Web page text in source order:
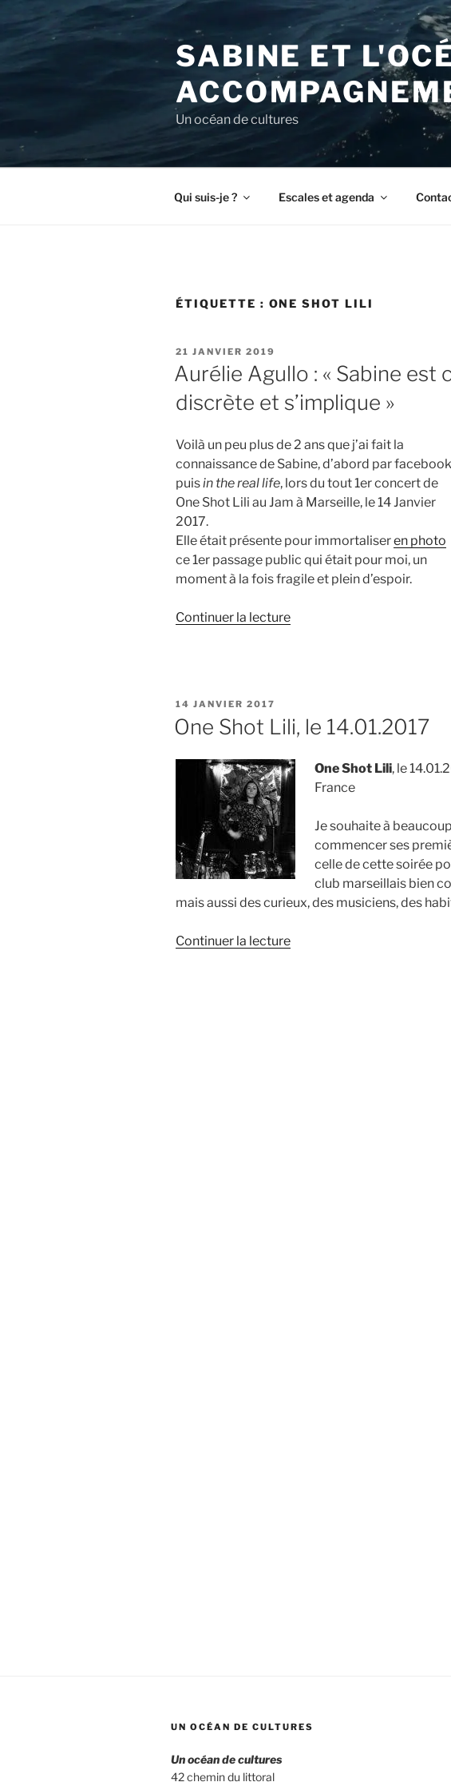
contenu
principal
SABINE ET
Un océan de cultures
Qui suis-je ? Escales et agenda
ÉTIQUETTE : ONE SHOT LILI
PUBLIÉ
LE
21 JANVIER 2019
Aurélie Agullo : « Sabine est
discrète et s’implique »
Voilà un peu plus de 2 ans que j’ai fait la
connaissance de Sabine, d’abord par
puisin the real life, lors du tout 1er concert de
One Shot Lili au Jam à Marseille, le 14 Janvier
2017.
Elle était présente pour immortaliseren photo
ce 1er passage public qui était pour moi, un
moment à la fois fragile et plein d’espoir.
Continuer la lecturede
curieuse,
et
s’implique » »
PUBLIÉ
14 JANVIER 2017
One Shot Lili, le 14.01.2017
One Shot Lili, le
France
Je souhaite à
commencer ses
celle de cette soirée
club marseillais bien
mais aussi des curieux, des musiciens, des
Continuer la lecturede
UN OCÉAN DE CULTURES
Un océan de cultures
42 chemin du littoral